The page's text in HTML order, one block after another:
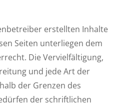
erstellten Inhalte
Seiten unterliegen dem
Die Vervielfältigung,
und jede Art der
der Grenzen des
der schriftlichen